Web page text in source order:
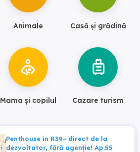
Animale Casă și grădină
Mama și copilul Cazare turism
Penthouse in R39– direct de la
dezvoltator, fără agenție! Ap.55